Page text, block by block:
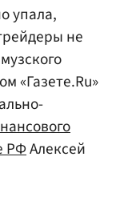
упала,
не
«Газете.Ru»
РФАлексей